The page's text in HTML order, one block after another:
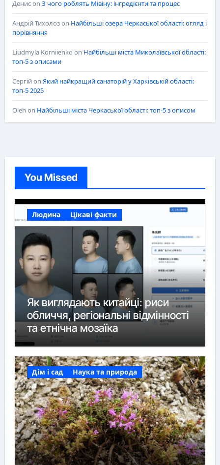
Денисon З чого роблять Мівіну: інгредієнти та процес
Андрій Тихолозon Найбільші озера Черкаської області: огляд і
порівняння
Liudmyla Korniienko on Найбільші міста Миколаївської області:
топ-5 з описами
Сергійon Який найкращий санаторій у Харківській області:
топ-5 2025
Oleh on Найбільші міста Черкаської області: топ-5 з описом
You Missed
Людина Цікаві факти
Як виглядають китайці: риси
обличчя, регіональні відмінності
та етнічна мозаїка
Дім і сад Наука та природа